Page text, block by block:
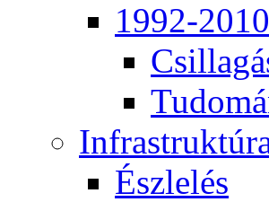
1992-2010
Ész­le­lés